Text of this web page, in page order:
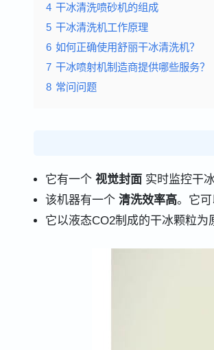
4 干冰清洗喷砂机的组成
5 干冰清洗机工作原理
6 如何正确使用舒丽干冰清洗机？
7 干冰喷射机制造商提供哪些服务？
8 常问问题
它有一个 视觉封面实时监控干
该机器有一个 清洗效率高。它可
它以液态CO2制成的干冰颗粒为